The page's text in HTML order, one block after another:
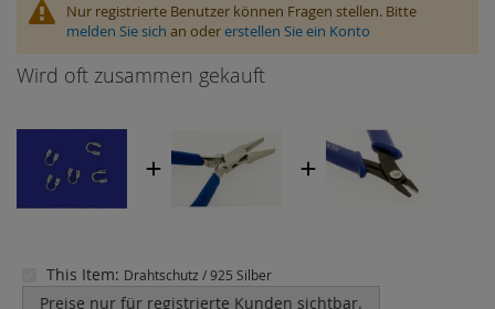
Nur registrierte Benutzer können Fragen stellen. Bitte
melden Sie sich an odererstellen Sie ein Konto
Wird oft zusammen gekauft
This Item: Drahtschutz / 925 Silber
Preise nur für registrierte Kunden sichtbar.